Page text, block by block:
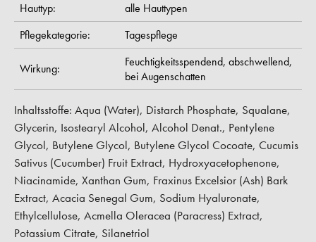
Hauttyp:
alle Hauttypen
Pflegekategorie:
Tagespflege
Wirkung: Feuchtigkeitsspendend, abschwellend,
bei Augenschatten
Inhaltsstoffe: Aqua (Water), Distarch Phosphate, Squalane,
Glycerin, Isostearyl Alcohol, Alcohol Denat., Pentylene
Glycol, Butylene Glycol, Butylene Glycol Cocoate, Cucumis
Sativus (Cucumber) Fruit Extract, Hydroxyacetophenone,
Niacinamide, Xanthan Gum, Fraxinus Excelsior (Ash) Bark
Extract, Acacia Senegal Gum, Sodium Hyaluronate,
Ethylcellulose, Acmella Oleracea (Paracress) Extract,
Potassium Citrate, Silanetriol